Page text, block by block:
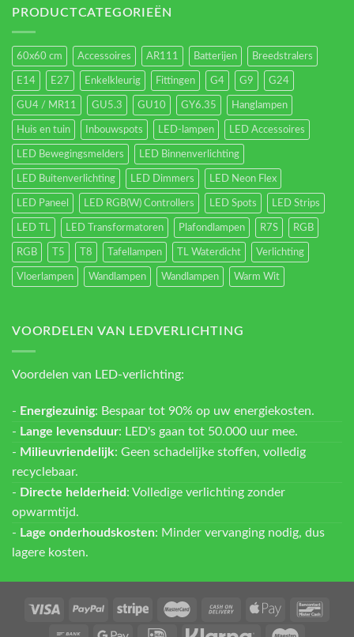
energieverbruik.
PRODUCTCATEGORIEËN
60x60 cm Accessoires AR111 Batterijen Breedstralers
E14 E27 Enkelkleurig Fittingen G4 G9 G24
GU4 / MR11 GU5.3 GU10 GY6.35 Hanglampen
Huis en tuin Inbouwspots LED-lampen LED Accessoires
LED Bewegingsmelders LED Binnenverlichting
LED Buitenverlichting LED Dimmers LED Neon Flex
LED Paneel LED RGB(W) Controllers LED Spots LED Strips
LED TL LED Transformatoren Plafondlampen R7S RGB
RGB T5 T8 Tafellampen TL Waterdicht Verlichting
Vloerlampen Wandlampen Wandlampen Warm Wit
VOORDELEN VAN LEDVERLICHTING
Voordelen van LED-verlichting:
- Energiezuinig: Bespaar tot 90% op uw energiekosten.
- Lange levensduur: LED's gaan tot 50.000 uur mee.
- Milieuvriendelijk: Geen schadelijke stoffen, volledig
recyclebaar.
- Directe helderheid: Volledige verlichting zonder
opwarmtijd.
- Lage onderhoudskosten: Minder vervanging nodig, dus
lagere kosten.